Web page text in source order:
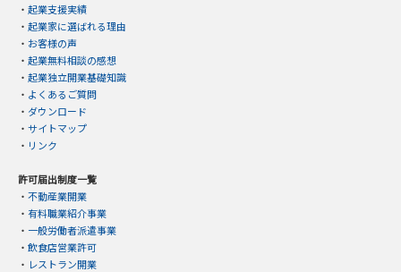
・ 起業支援実績
・ 起業家に選ばれる理由
・ お客様の声
・ 起業無料相談の感想
・ 起業独立開業基礎知識
・ よくあるご質問
・ ダウンロード
・ サイトマップ
・ リンク
許可届出制度一覧
・ 不動産業開業
・ 有料職業紹介事業
・ 一般労働者派遣事業
・ 飲食店営業許可
・ レストラン開業